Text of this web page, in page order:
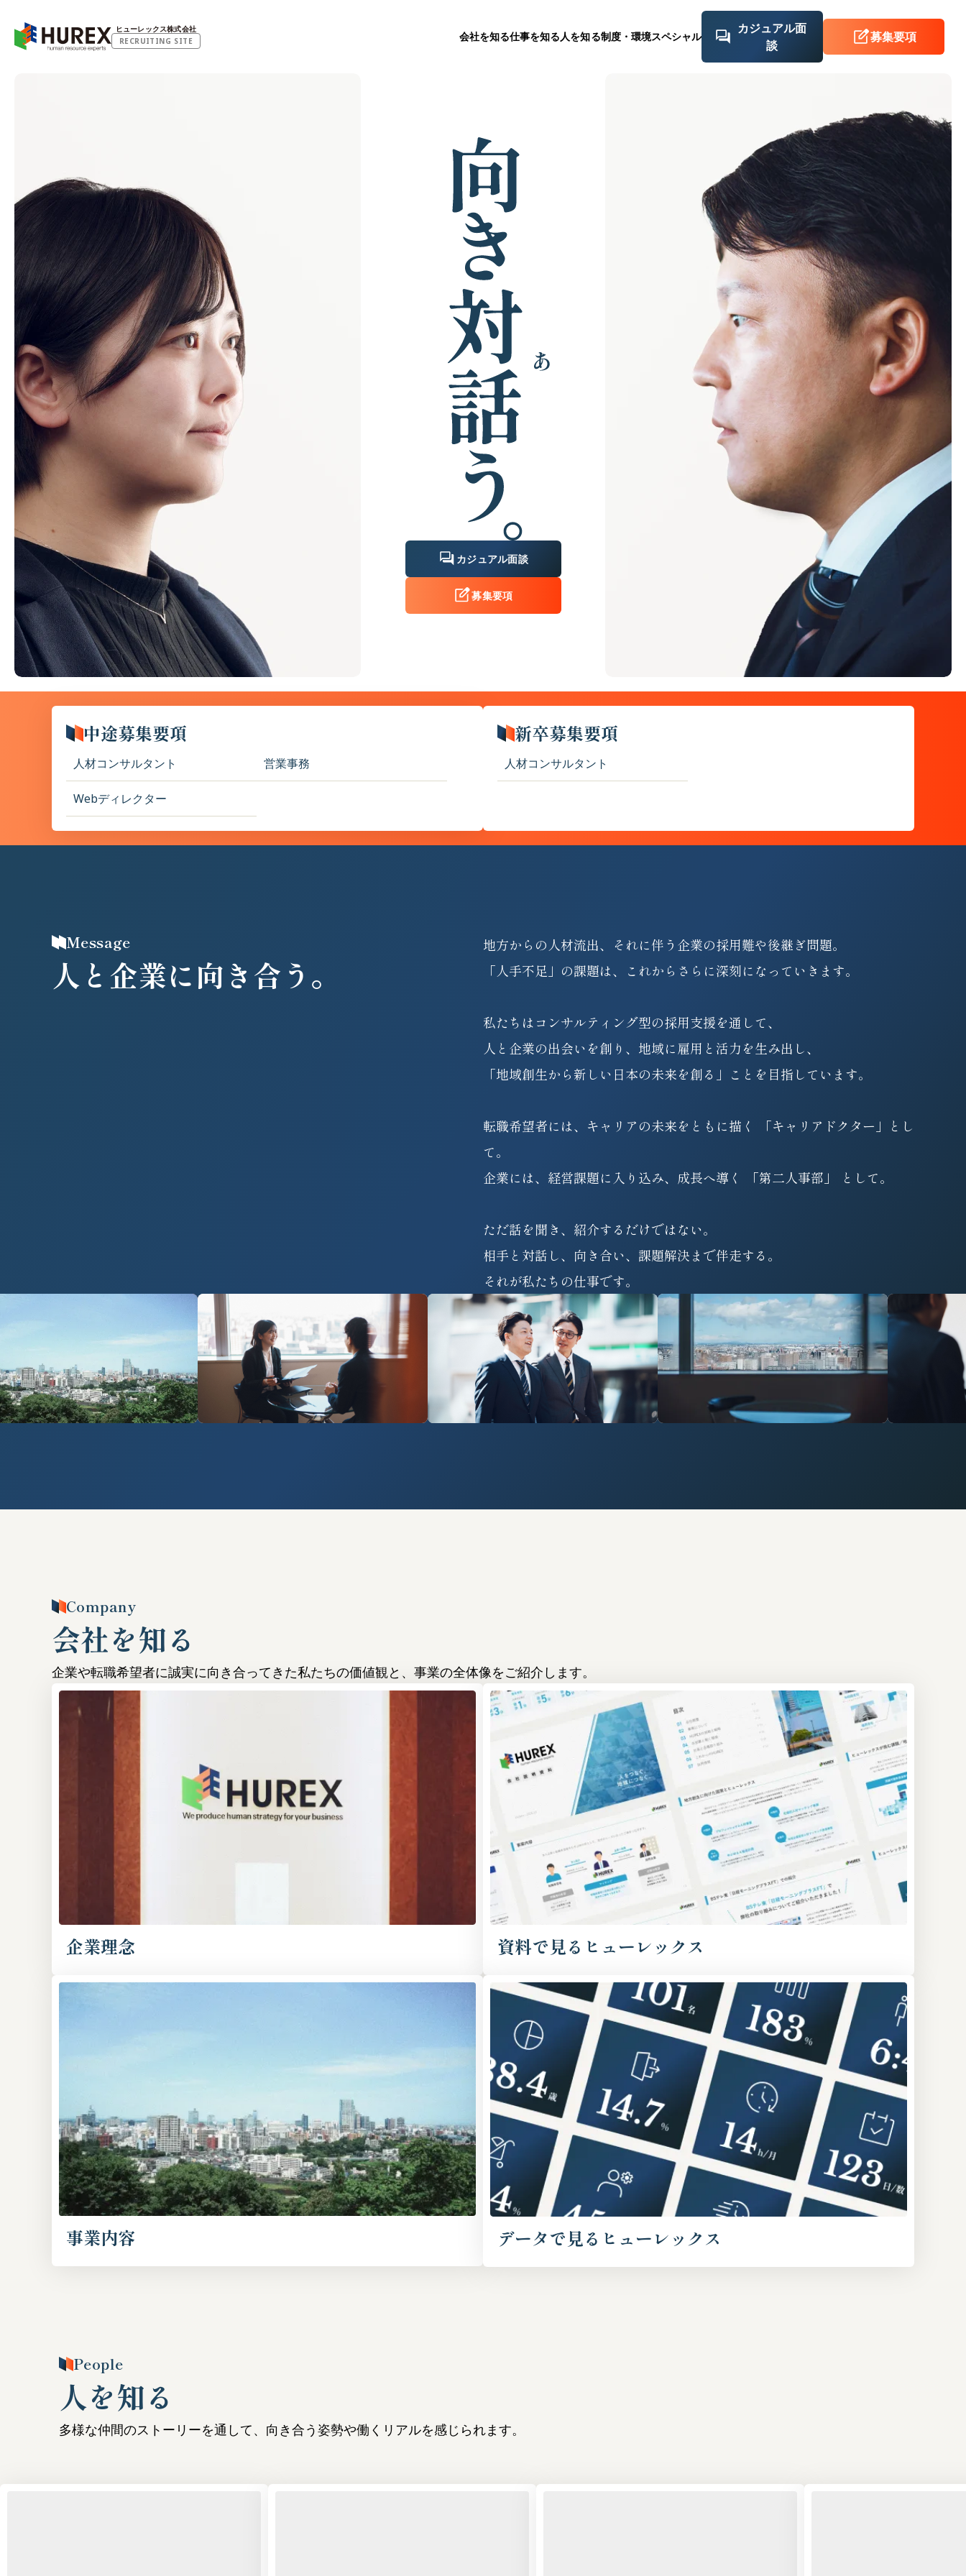
ヒューレックス株式会社
RECRUITING SITE
会社を知る
ックス
事業紹介/会社概要
データで見るヒュー
レックス
仕事を知る人を知る制度・環境スペシャル
カジュアル面
談
募集要項
カジュアル面談
募集要項
中途募集要項
人材コンサルタント 営業事務
Webディレクター
新卒募集要項
人材コンサルタント
Message
人と企業に向き合う。
地方からの人材流出、それに伴う企業の採用難や後継ぎ問題。
「人手不足」の課題は、これからさらに深刻になっていきます。
私たちはコンサルティング型の採用支援を通して、
人と企業の出会いを創り、地域に雇用と活力を生み出し、
「地域創生から新しい日本の未来を創る」ことを目指しています。
転職希望者には、キャリアの未来をともに描く 「キャリアドクター」とし
て。
企業には、経営課題に入り込み、成長へ導く 「第二人事部」 として。
ただ話を聞き、紹介するだけではない。
相手と対話し、向き合い、課題解決まで伴走する。
それが私たちの仕事です。
Company
会社を知る
企業や転職希望者に誠実に向き合ってきた私たちの価値観と、事業の全体像をご紹介します。
企業理念 資料で見るヒューレックス
事業内容 データで見るヒューレックス
People
人を知る
多様な仲間のストーリーを通して、向き合う姿勢や働くリアルを感じられます。